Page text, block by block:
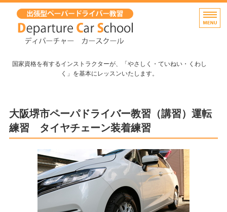
出張無料！大阪府堺市
国家資格を有するインストラクターが、「やさしく・ていねい・くわし
く」を基本にレッスンいたします。
出張教習(講習）・料金
インストラクター紹介
お問い合わせ
大阪堺市ペーパドライバー教習（講習）運転
練習 タイヤチェーン装着練習